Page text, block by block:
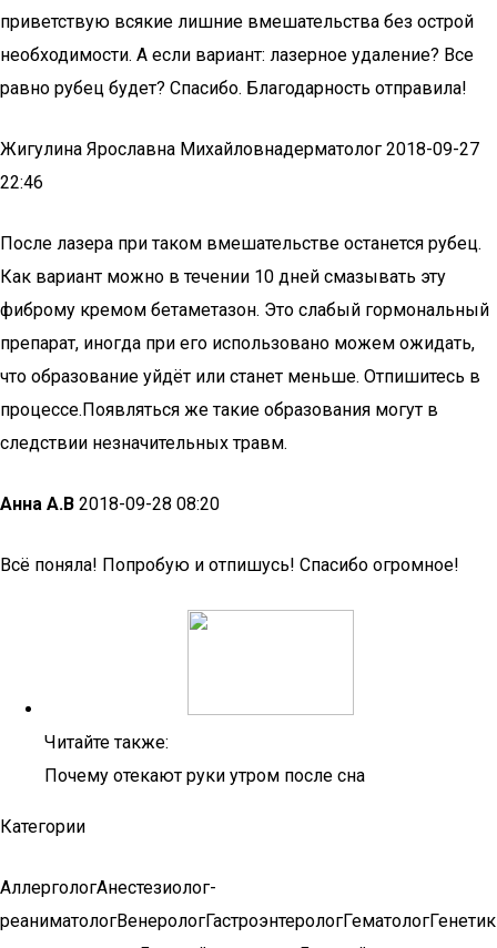
приветствую всякие лишние вмешательства без острой
необходимости. А если вариант: лазерное удаление? Все
равно рубец будет? Спасибо. Благодарность отправила!
Жигулина Ярославна Михайловнадерматолог 2018-09-27
22:46
После лазера при таком вмешательстве останется рубец.
Как вариант можно в течении 10 дней смазывать эту
фиброму кремом бетаметазон. Это слабый гормональный
препарат, иногда при его использовано можем ожидать,
что образование уйдёт или станет меньше. Отпишитесь в
процессе.Появляться же такие образования могут в
следствии незначительных травм.
Анна А.В 2018-09-28 08:20
Всё поняла! Попробую и отпишусь! Спасибо огромное!
Читайте также:
Почему отекают руки утром после сна
Категории
АллергологАнестезиолог-